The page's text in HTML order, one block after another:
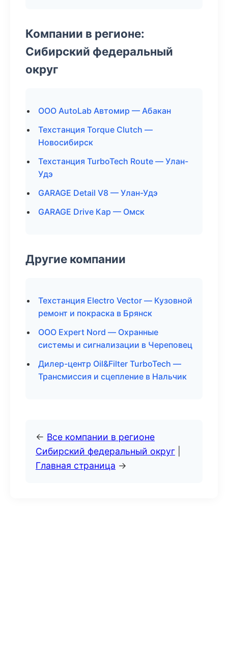
Компании в регионе:
Сибирский федеральный
округ
ООО AutoLab Автомир — Абакан
Техстанция Torque Clutch —
Новосибирск
Техстанция TurboTech Route — Улан-
Удэ
GARAGE Detail V8 — Улан-Удэ
GARAGE Drive Кар — Омск
Другие компании
Техстанция Electro Vector — Кузовной
ремонт и покраска в Брянск
ООО Expert Nord — Охранные
системы и сигнализации в Череповец
Дилер-центр Oil&Filter TurboTech —
Трансмиссия и сцепление в Нальчик
← Все компании в регионе
Сибирский федеральный округ
Главная страница →